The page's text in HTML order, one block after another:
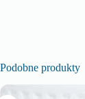
Podobne produkty